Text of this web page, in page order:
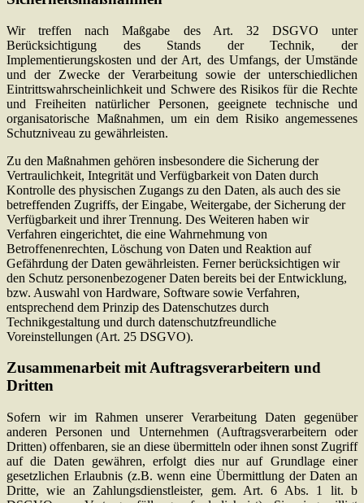
Wir treffen nach Maßgabe des Art. 32 DSGVO unter
Berücksichtigung des Stands der Technik, der
Implementierungskosten und der Art, des Umfangs, der Umstände
und der Zwecke der Verarbeitung sowie der unterschiedlichen
Eintrittswahrscheinlichkeit und Schwere des Risikos für die Rechte
und Freiheiten natürlicher Personen, geeignete technische und
organisatorische Maßnahmen, um ein dem Risiko angemessenes
Schutzniveau zu gewährleisten.
Zu den Maßnahmen gehören insbesondere die Sicherung der
Vertraulichkeit, Integrität und Verfügbarkeit von Daten durch
Kontrolle des physischen Zugangs zu den Daten, als auch des sie
betreffenden Zugriffs, der Eingabe, Weitergabe, der Sicherung der
Verfügbarkeit und ihrer Trennung. Des Weiteren haben wir
Verfahren eingerichtet, die eine Wahrnehmung von
Betroffenenrechten, Löschung von Daten und Reaktion auf
Gefährdung der Daten gewährleisten. Ferner berücksichtigen wir
den Schutz personenbezogener Daten bereits bei der Entwicklung,
bzw. Auswahl von Hardware, Software sowie Verfahren,
entsprechend dem Prinzip des Datenschutzes durch
Technikgestaltung und durch datenschutzfreundliche
Voreinstellungen (Art. 25 DSGVO).
Zusammenarbeit mit Auftragsverarbeitern und
Dritten
Sofern wir im Rahmen unserer Verarbeitung Daten gegenüber
anderen Personen und Unternehmen (Auftragsverarbeitern oder
Dritten) offenbaren, sie an diese übermitteln oder ihnen sonst Zugriff
auf die Daten gewähren, erfolgt dies nur auf Grundlage einer
gesetzlichen Erlaubnis (z.B. wenn eine Übermittlung der Daten an
Dritte, wie an Zahlungsdienstleister, gem. Art. 6 Abs. 1 lit. b